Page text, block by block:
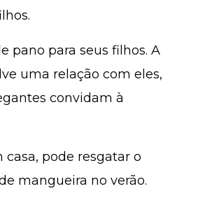
pano para seus filhos. A
uma relação com eles,
convidam à
casa, pode resgatar o
mangueira no verão.